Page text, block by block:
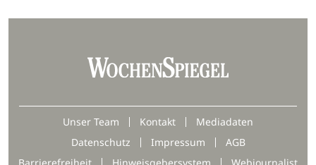
Unser Team Kontakt
Mediadaten
Datenschutz
Impressum
AGB